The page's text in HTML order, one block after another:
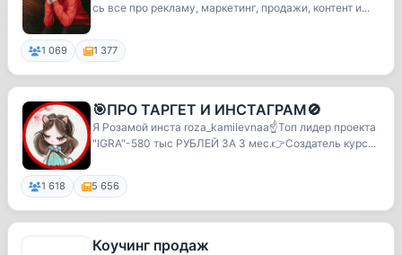
сь все про рекламу, маркетинг, продажи, контент и...
1 069 1 377
🎯ПРО ТАРГЕТ И ИНСТАГРАМ🚫
Я Розамой инста roza_kamilevnaa☝️Топ лидер проекта
"IGRA"-580 тыс РУБЛЕЙ ЗА 3 мес.👉Создатель курс...
1 618 5 656
Коучинг продаж